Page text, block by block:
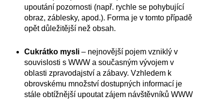
upoutání pozornosti (např. rychle se pohybující
obraz, záblesky, apod.). Forma je v tomto případě
opět důležitější než obsah.
Cukrátko mysli – nejnovější pojem vzniklý v
souvislosti s WWW a současným vývojem v
oblasti zpravodajství a zábavy. Vzhledem k
obrovskému množství dostupných informací je
stále obtížnější upoutat zájem návštěvníků WWW